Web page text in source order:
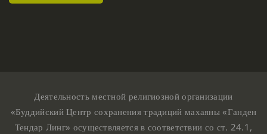
Деятельность местной религиозной организации
«Буддийский Центр сохранения традиций махаяны «Ганден
Тендар Линг» осуществляется в соответствии со ст. 24.1,